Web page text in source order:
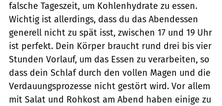
falsche Tageszeit, um Kohlenhydrate zu essen.
Wichtig ist allerdings, dass du das Abendessen
generell nicht zu spät isst, zwischen 17 und 19 Uhr
ist perfekt. Dein Körper braucht rund drei bis vier
Stunden Vorlauf, um das Essen zu verarbeiten, so
dass dein Schlaf durch den vollen Magen und die
Verdauungsprozesse nicht gestört wird. Vor allem
mit Salat und Rohkost am Abend haben einige zu